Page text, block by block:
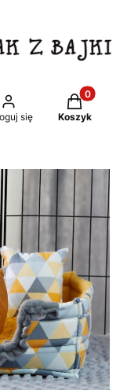
się
Produkty w
Koszyk